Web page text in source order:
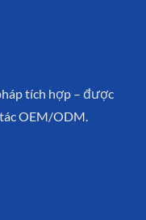
tích hợp – được
OEM/ODM.